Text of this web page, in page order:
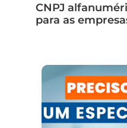
CNPJ
para as